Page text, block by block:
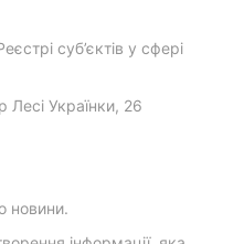
суб’єктів у сфері
Лесі Українки, 26
новини.